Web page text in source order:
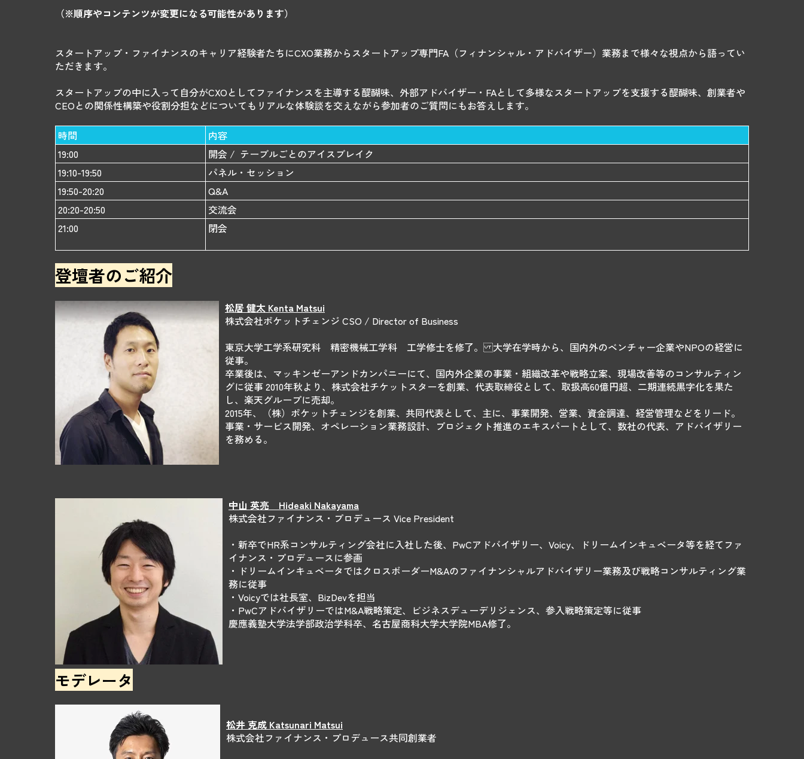
（※順序やコンテンツが変更になる可能性があります）
スタートアップ・ファイナンスのキャリア経験者たちにCXO業務からスタートアップ専門FA（フィナンシャル・アドバイザー）業務まで様々な視点から語ってい
ただきます。
スタートアップの中に入って自分がCXOとしてファイナンスを主導する醍醐味、外部アドバイザー・FAとして多様なスタートアップを支援する醍醐味、創業者や
CEOとの関係性構築や役割分担などについてもリアルな体験談を交えながら参加者のご質問にもお答えします。
時間
内容
19:00
開会 / テーブルごとのアイスブレイク
19:10-19:50
パネル・セッション
19:50-20:20
Q&A
20:20-20:50
交流会
21:00
閉会
登壇者のご紹介
松居 健太 Kenta Matsui
株式会社ポケットチェンジ CSO / Director of Business
東京大学工学系研究科 精密機械工学科 工学修士を修了。 大学在学時から、国内外のベンチャー企業やNPOの経営に
従事。
卒業後は、マッキンゼーアンドカンパニーにて、国内外企業の事業・組織改革や戦略立案、現場改善等のコンサルティン
グに従事 2010年秋より、株式会社チケットスターを創業、代表取締役として、取扱高60億円超、二期連続黒字化を果た
し、楽天グループに売却。
2015年、（株）ポケットチェンジを創業、共同代表として、主に、事業開発、営業、資金調達、経営管理などをリード。
事業・サービス開発、オペレーション業務設計、プロジェクト推進のエキスパートとして、数社の代表、アドバイザリー
を務める。
中山 英亮 Hideaki Nakayama
株式会社ファイナンス・プロデュース Vice President
・新卒でHR系コンサルティング会社に入社した後、PwCアドバイザリー、Voicy、ドリームインキュベータ等を経てファ
イナンス・プロデュースに参画
・ドリームインキュベータではクロスボーダーM&Aのファイナンシャルアドバイザリー業務及び戦略コンサルティング業
務に従事
・Voicyでは社長室、BizDevを担当
・PwCアドバイザリーではM&A戦略策定、ビジネスデューデリジェンス、参入戦略策定等に従事
慶應義塾大学法学部政治学科卒、名古屋商科大学大学院MBA修了。
モデレータ
松井 克成 Katsunari Matsui
株式会社ファイナンス・プロデュース共同創業者